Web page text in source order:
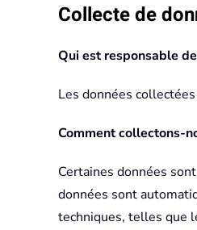
Collecte de
Qui est responsable
Les données
Comment collectons-
Certaines données
données sont
techniques, telles que